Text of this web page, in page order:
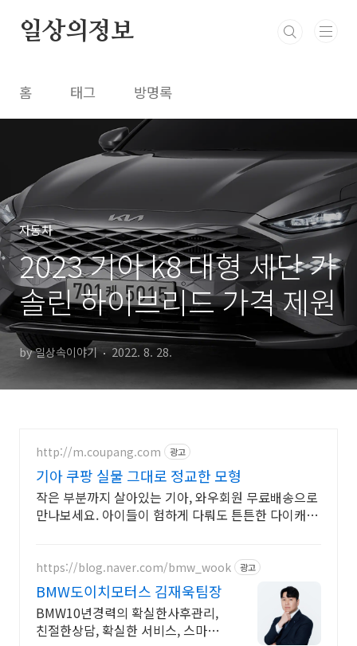
일상의정보
홈 태그 방명록
자동차
2023 기아 k8 대형 세단 가
솔린 하이브리드 가격 제원
by 일상속이야기 2022. 8. 28.
http://m.coupang.com 광고
기아 쿠팡 실물 그대로 정교한 모형
작은 부분까지 살아있는 기아, 와우회원 무료배송으로
만나보세요. 아이들이 험하게 다뤄도 튼튼한 다이캐스
https://blog.naver.com/bmw_wook 광고
BMW도이치모터스 김재욱팀장
BMW10년경력의 확실한사후관리,
친절한상담, 확실한 서비스, 스마트